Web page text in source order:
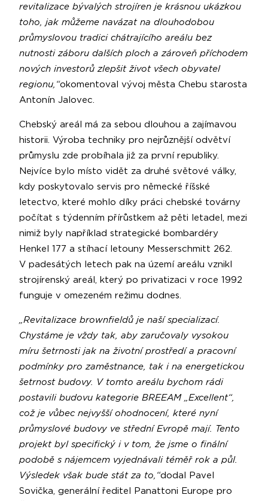
revitalizace bývalých strojíren je krásnou ukázkou
toho, jak můžeme navázat na dlouhodobou
průmyslovou tradici chátrajícího areálu bez
nutnosti záboru dalších ploch a zároveň příchodem
nových investorů zlepšit život všech obyvatel
regionu,“okomentoval vývoj města Chebu starosta
Antonín Jalovec.
Chebský areál má za sebou dlouhou a zajímavou
historii. Výroba techniky pro nejrůznější odvětví
průmyslu zde probíhala již za první republiky.
Nejvíce bylo místo vidět za druhé světové války,
kdy poskytovalo servis pro německé říšské
letectvo, které mohlo díky práci chebské továrny
počítat s týdenním přírůstkem až pěti letadel, mezi
nimiž byly například strategické bombardéry
Henkel 177 a stíhací letouny Messerschmitt 262.
V padesátých letech pak na území areálu vznikl
strojírenský areál, který po privatizaci v roce 1992
funguje v omezeném režimu dodnes.
„Revitalizace brownfieldů je naší specializací.
Chystáme je vždy tak, aby zaručovaly vysokou
míru šetrnosti jak na životní prostředí a pracovní
podmínky pro zaměstnance, tak i na energetickou
šetrnost budovy. V tomto areálu bychom rádi
postavili budovu kategorie BREEAM „Excellent“,
což je vůbec nejvyšší ohodnocení, které nyní
průmyslové budovy ve střední Evropě mají. Tento
projekt byl specifický i v tom, že jsme o finální
podobě s nájemcem vyjednávali téměř rok a půl.
Výsledek však bude stát za to,“dodal Pavel
Sovička, generální ředitel Panattoni Europe pro